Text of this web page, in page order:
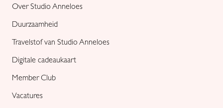
Over Studio Anneloes
Duurzaamheid
Travelstof van Studio Anneloes
Digitale cadeaukaart
Member Club
Vacatures